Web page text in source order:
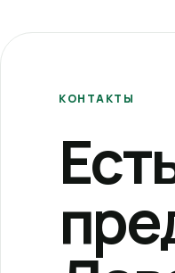
КОНТАКТЫ